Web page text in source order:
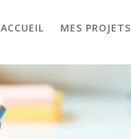
ACCUEIL MES PROJETS